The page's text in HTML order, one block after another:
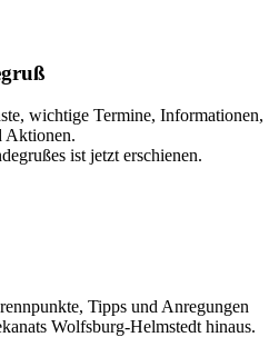
wichtige Termine, Informationen,
Aktionen.
ist jetzt erschienen.
Tipps und Anregungen
Wolfsburg-Helmstedt hinaus.